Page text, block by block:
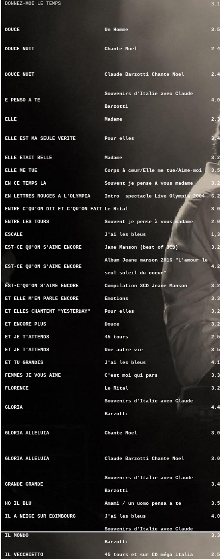
DONNEZ-MOI LE TEMPS
DOUCE Un Homme
DOUCE NUIT Chante Noel
DOUCE NUIT Claude Barzotti Chante Noel
E PENSO A TE
Souvenirs d'Italie avec Claude
Barzotti
ELLE Madame
ELLE EST MA SEULE VERITE Pour elles
ELLE ETAIT BELLE Madame
ELLE ME TUE Corps à cœur/Elle me tue/Aime-moi
EN CE TEMPS LA Souvent je pense à vous madame
EN LETTRES ROUGES A L'OLYMPIA Intro spectacle Live Olympia 2004
ENTRE C'QU'ON DIT ET C'QU'ON FAIT Le Rital
ENTRE LES TOURS Souvent je pense à vous madame
ESCALE J'ai les bleus
EST-CE QU'ON S'AIME ENCORE Jane Manson (best of 3CD)
EST-CE QU'ON S'AIME ENCORE
Album Jeane manson 2016 "L'amour le
seul soleil du coeur"
EST-C'QU'ON S'AIME ENCORE Compilation 3CD Jeane Manson
ET ELLE M'EN PARLE ENCORE Emotions
ET ELLES CHANTENT "YESTERDAY" Pour elles
ET ENCORE PLUS Douce
ET JE T'ATTENDS 45 tours
ET JE T'ATTENDS Une autre vie
ET TU GRANDIS J'ai les bleus
FEMMES JE VOUS AIME C'est moi qui pars
FLORENCE Le Rital
GLORIA
Souvenirs d'Italie avec Claude
Barzotti
GLORIA ALLELUIA Chante Noel
GLORIA ALLELUIA Claude Barzotti Chante Noel
GRANDE GRANDE
Souvenirs d'Italie avec Claude
Barzotti
HO IL BLU Amami / un uomo pensa a te
IL A NEIGE SUR EDIMBOURG J'ai les bleus
IL MONDO
Souvenirs d'Italie avec Claude
Barzotti
IL VECCHIETTO 45 tours et sur CD méga italia